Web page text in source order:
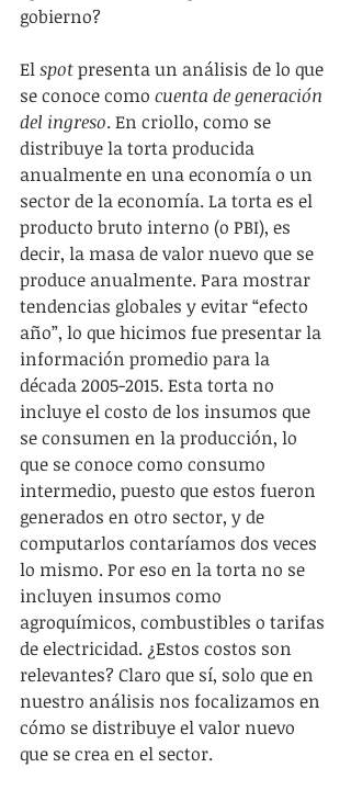
gobierno?
El spot presenta un análisis de lo que
se conoce como cuenta de generación
del ingreso. En criollo, como se
distribuye la torta producida
anualmente en una economía o un
sector de la economía. La torta es el
producto bruto interno (o PBI), es
decir, la masa de valor nuevo que se
produce anualmente. Para mostrar
tendencias globales y evitar “efecto
año”, lo que hicimos fue presentar la
información promedio para la
década 2005-2015. Esta torta no
incluye el costo de los insumos que
se consumen en la producción, lo
que se conoce como consumo
intermedio, puesto que estos fueron
generados en otro sector, y de
computarlos contaríamos dos veces
lo mismo. Por eso en la torta no se
incluyen insumos como
agroquímicos, combustibles o tarifas
de electricidad. ¿Estos costos son
relevantes? Claro que sí, solo que en
nuestro análisis nos focalizamos en
cómo se distribuye el valor nuevo
que se crea en el sector.